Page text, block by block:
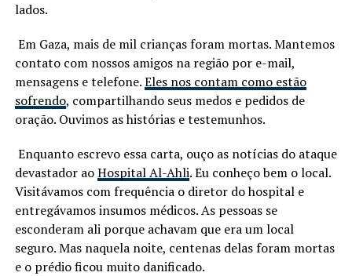
lados.
Em Gaza, mais de mil crianças foram mortas. Mantemos
contato com nossos amigos na região por e-mail,
mensagens e telefone.Eles nos contam como estão
sofrendo, compartilhando seus medos e pedidos de
oração. Ouvimos as histórias e testemunhos.
Enquanto escrevo essa carta, ouço as notícias do ataque
devastador aoHospital Al-Ahli. Eu conheço bem o local.
Visitávamos com frequência o diretor do hospital e
entregávamos insumos médicos. As pessoas se
esconderam ali porque achavam que era um local
seguro. Mas naquela noite, centenas delas foram mortas
e o prédio ficou muito danificado.